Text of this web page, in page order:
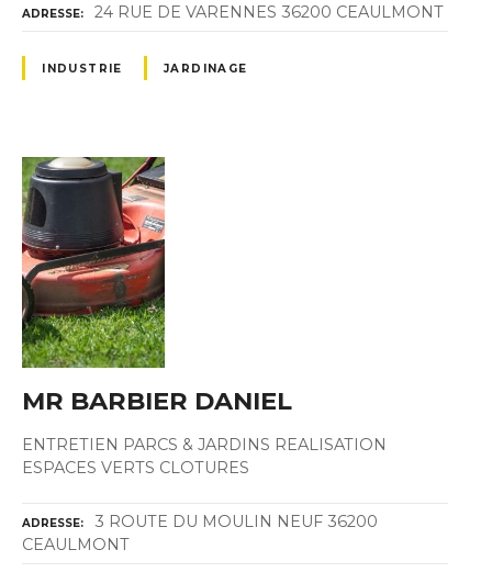
ADRESSE 24 RUE DE VARENNES 36200 CEAULMONT
INDUSTRIE JARDINAGE
MR BARBIER DANIEL
ENTRETIEN PARCS & JARDINS REALISATION
ESPACES VERTS CLOTURES
ADRESSE
3 ROUTE DU MOULIN NEUF 36200
CEAULMONT